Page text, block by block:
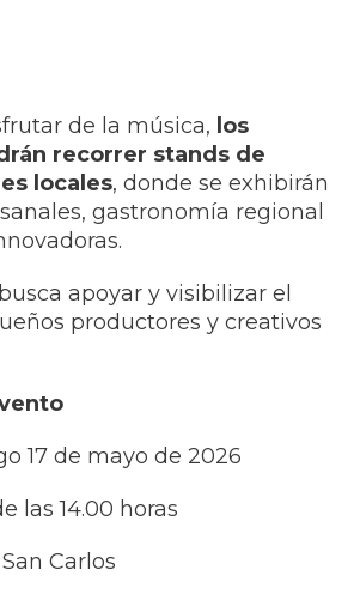
de la música, los
recorrer stands de
locales, donde se exhibirán
gastronomía regional
apoyar y visibilizar el
productores y creativos
17 de mayo de 2026
las 14.00 horas
Carlos